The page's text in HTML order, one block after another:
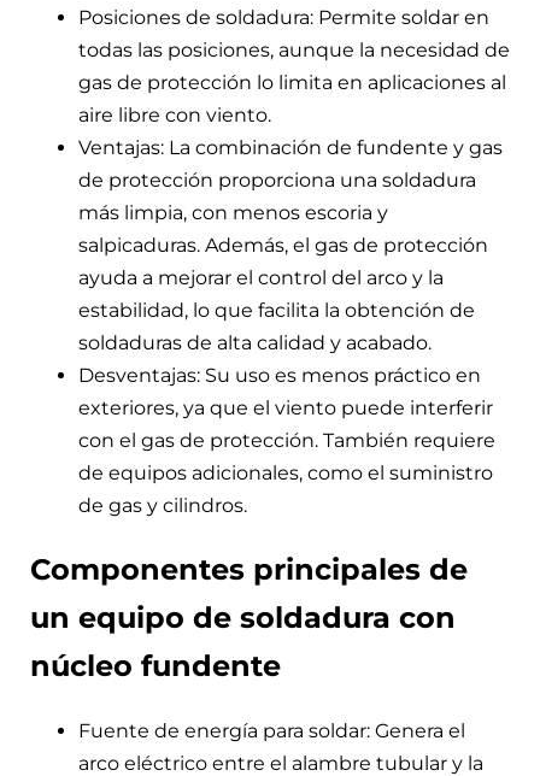
Posiciones de soldadura: Permite soldar en
todas las posiciones, aunque la necesidad de
gas de protección lo limita en aplicaciones al
aire libre con viento.
Ventajas: La combinación de fundente y gas
de protección proporciona una soldadura
más limpia, con menos escoria y
salpicaduras. Además, el gas de protección
ayuda a mejorar el control del arco y la
estabilidad, lo que facilita la obtención de
soldaduras de alta calidad y acabado.
Desventajas: Su uso es menos práctico en
exteriores, ya que el viento puede interferir
con el gas de protección. También requiere
de equipos adicionales, como el suministro
de gas y cilindros.
Componentes principales de
un equipo de soldadura con
núcleo fundente
Fuente de energía para soldar: Genera el
arco eléctrico entre el alambre tubular y la